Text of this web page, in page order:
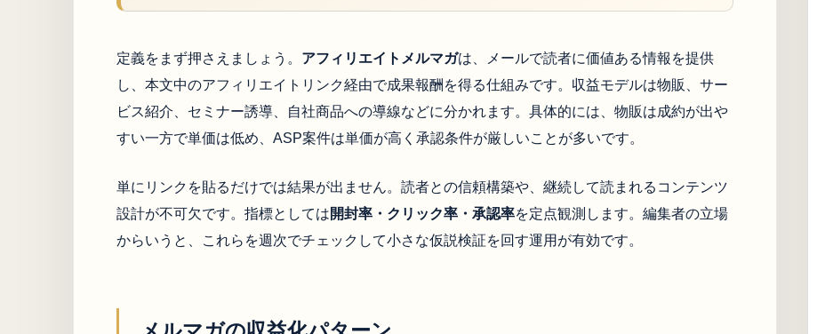
定義をまず押さえましょう。 アフィリエイトメルマガは、メールで読者に価値ある情報を提供
し、本文中のアフィリエイトリンク経由で成果報酬を得る仕組みです。収益モデルは物販、サー
ビス紹介、セミナー誘導、自社商品への導線などに分かれます。具体的には、物販は成約が出や
すい一方で単価は低め、ASP案件は単価が高く承認条件が厳しいことが多いです。
単にリンクを貼るだけでは結果が出ません。読者との信頼構築や、継続して読まれるコンテンツ
設計が不可欠です。指標としては開封率・クリック率・承認率を定点観測します。編集者の立場
からいうと、これらを週次でチェックして小さな仮説検証を回す運用が有効です。